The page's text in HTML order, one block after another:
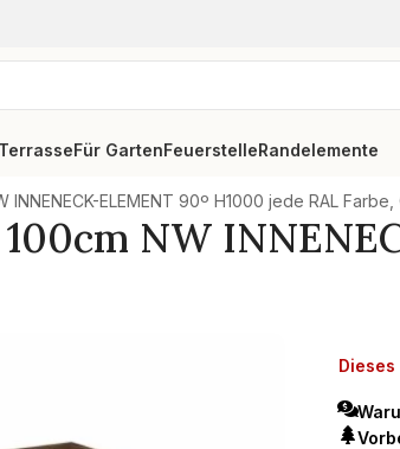
Für GartenFeuerstelleRandelemente
ELEMENT 90º H1000 jede RAL Farbe,
NW